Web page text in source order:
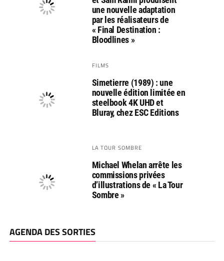
une nouvelle adaptation
par les réalisateurs de
« Final Destination :
Bloodlines »
FILMS
Simetierre (1989) : une
nouvelle édition limitée en
steelbook 4K UHD et
Bluray, chez ESC Editions
LA TOUR SOMBRE
Michael Whelan arrête les
commissions privées
d’illustrations de « La Tour
Sombre »
AGENDA DES SORTIES